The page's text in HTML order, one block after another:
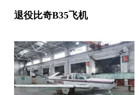
退役比奇B35飞机